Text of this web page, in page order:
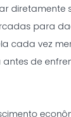
diretamente
para
cada vez
de